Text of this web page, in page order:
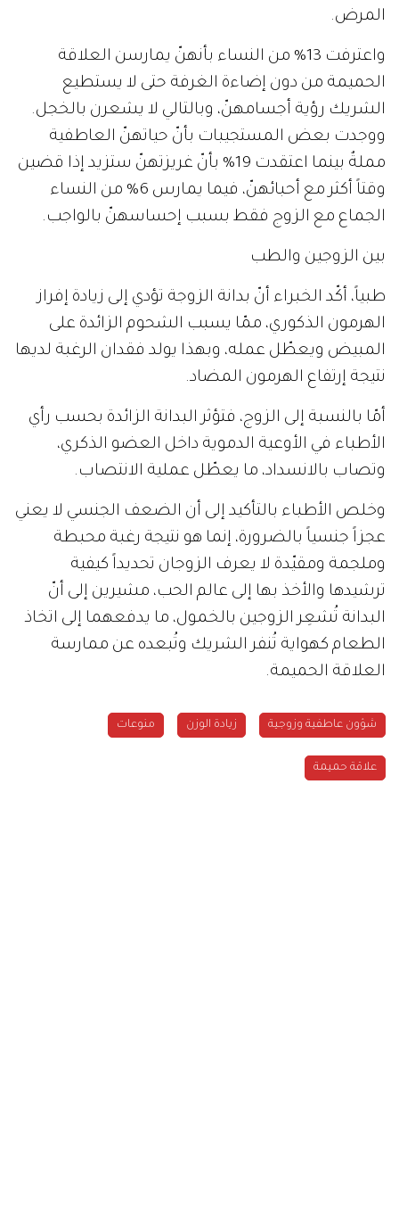
المرض.
واعترفت 13% من النساء بأنهنّ يمارسن العلاقة
الحميمة من دون إضاءة الغرفة حتى لا يستطيع
الشريك رؤية أجسامهنّ، وبالتالي لا يشعرن بالخجل.
ووجدت بعض المستجيبات بأنّ حياتهنّ العاطفية
مملةٌ بينما اعتقدت 19% بأنّ غريزتهنّ ستزيد إذا قضين
وقتاً أكثر مع أحبائهنّ، فيما يمارس 6% من النساء
الجماع مع الزوج فقط بسبب إحساسهنّ بالواجب.
بين الزوجين والطب
طبياً، أكّد الخبراء أنّ بدانة الزوجة تؤدي إلى زيادة إفراز
الهرمون الذكوري، ممّا يسبب الشحوم الزائدة على
المبيض ويعطّل عمله، وبهذا يولد فقدان الرغبة لديها
نتيجة إرتفاع الهرمون المضاد.
أمّا بالنسبة إلى الزوج، فتؤثر البدانة الزائدة بحسب رأي
الأطباء في الأوعية الدموية داخل العضو الذكري،
وتصاب بالانسداد، ما يعطّل عملية الانتصاب.
وخلص الأطباء بالتأكيد إلى أن الضعف الجنسي لا يعني
عجزاً جنسياً بالضرورة، إنما هو نتيجة رغبة محبطة
وملجمة ومقيّدة لا يعرف الزوجان تحديداً كيفية
ترشيدها والأخذ بها إلى عالم الحب، مشيرين إلى أنّ
البدانة تُشعِر الزوجين بالخمول، ما يدفعهما إلى اتخاذ
الطعام كهواية تُنفر الشريك وتُبعده عن ممارسة
العلاقة الحميمة.
شؤون عاطفية وزوجية زيادة الوزن منوعات
علاقة حميمة